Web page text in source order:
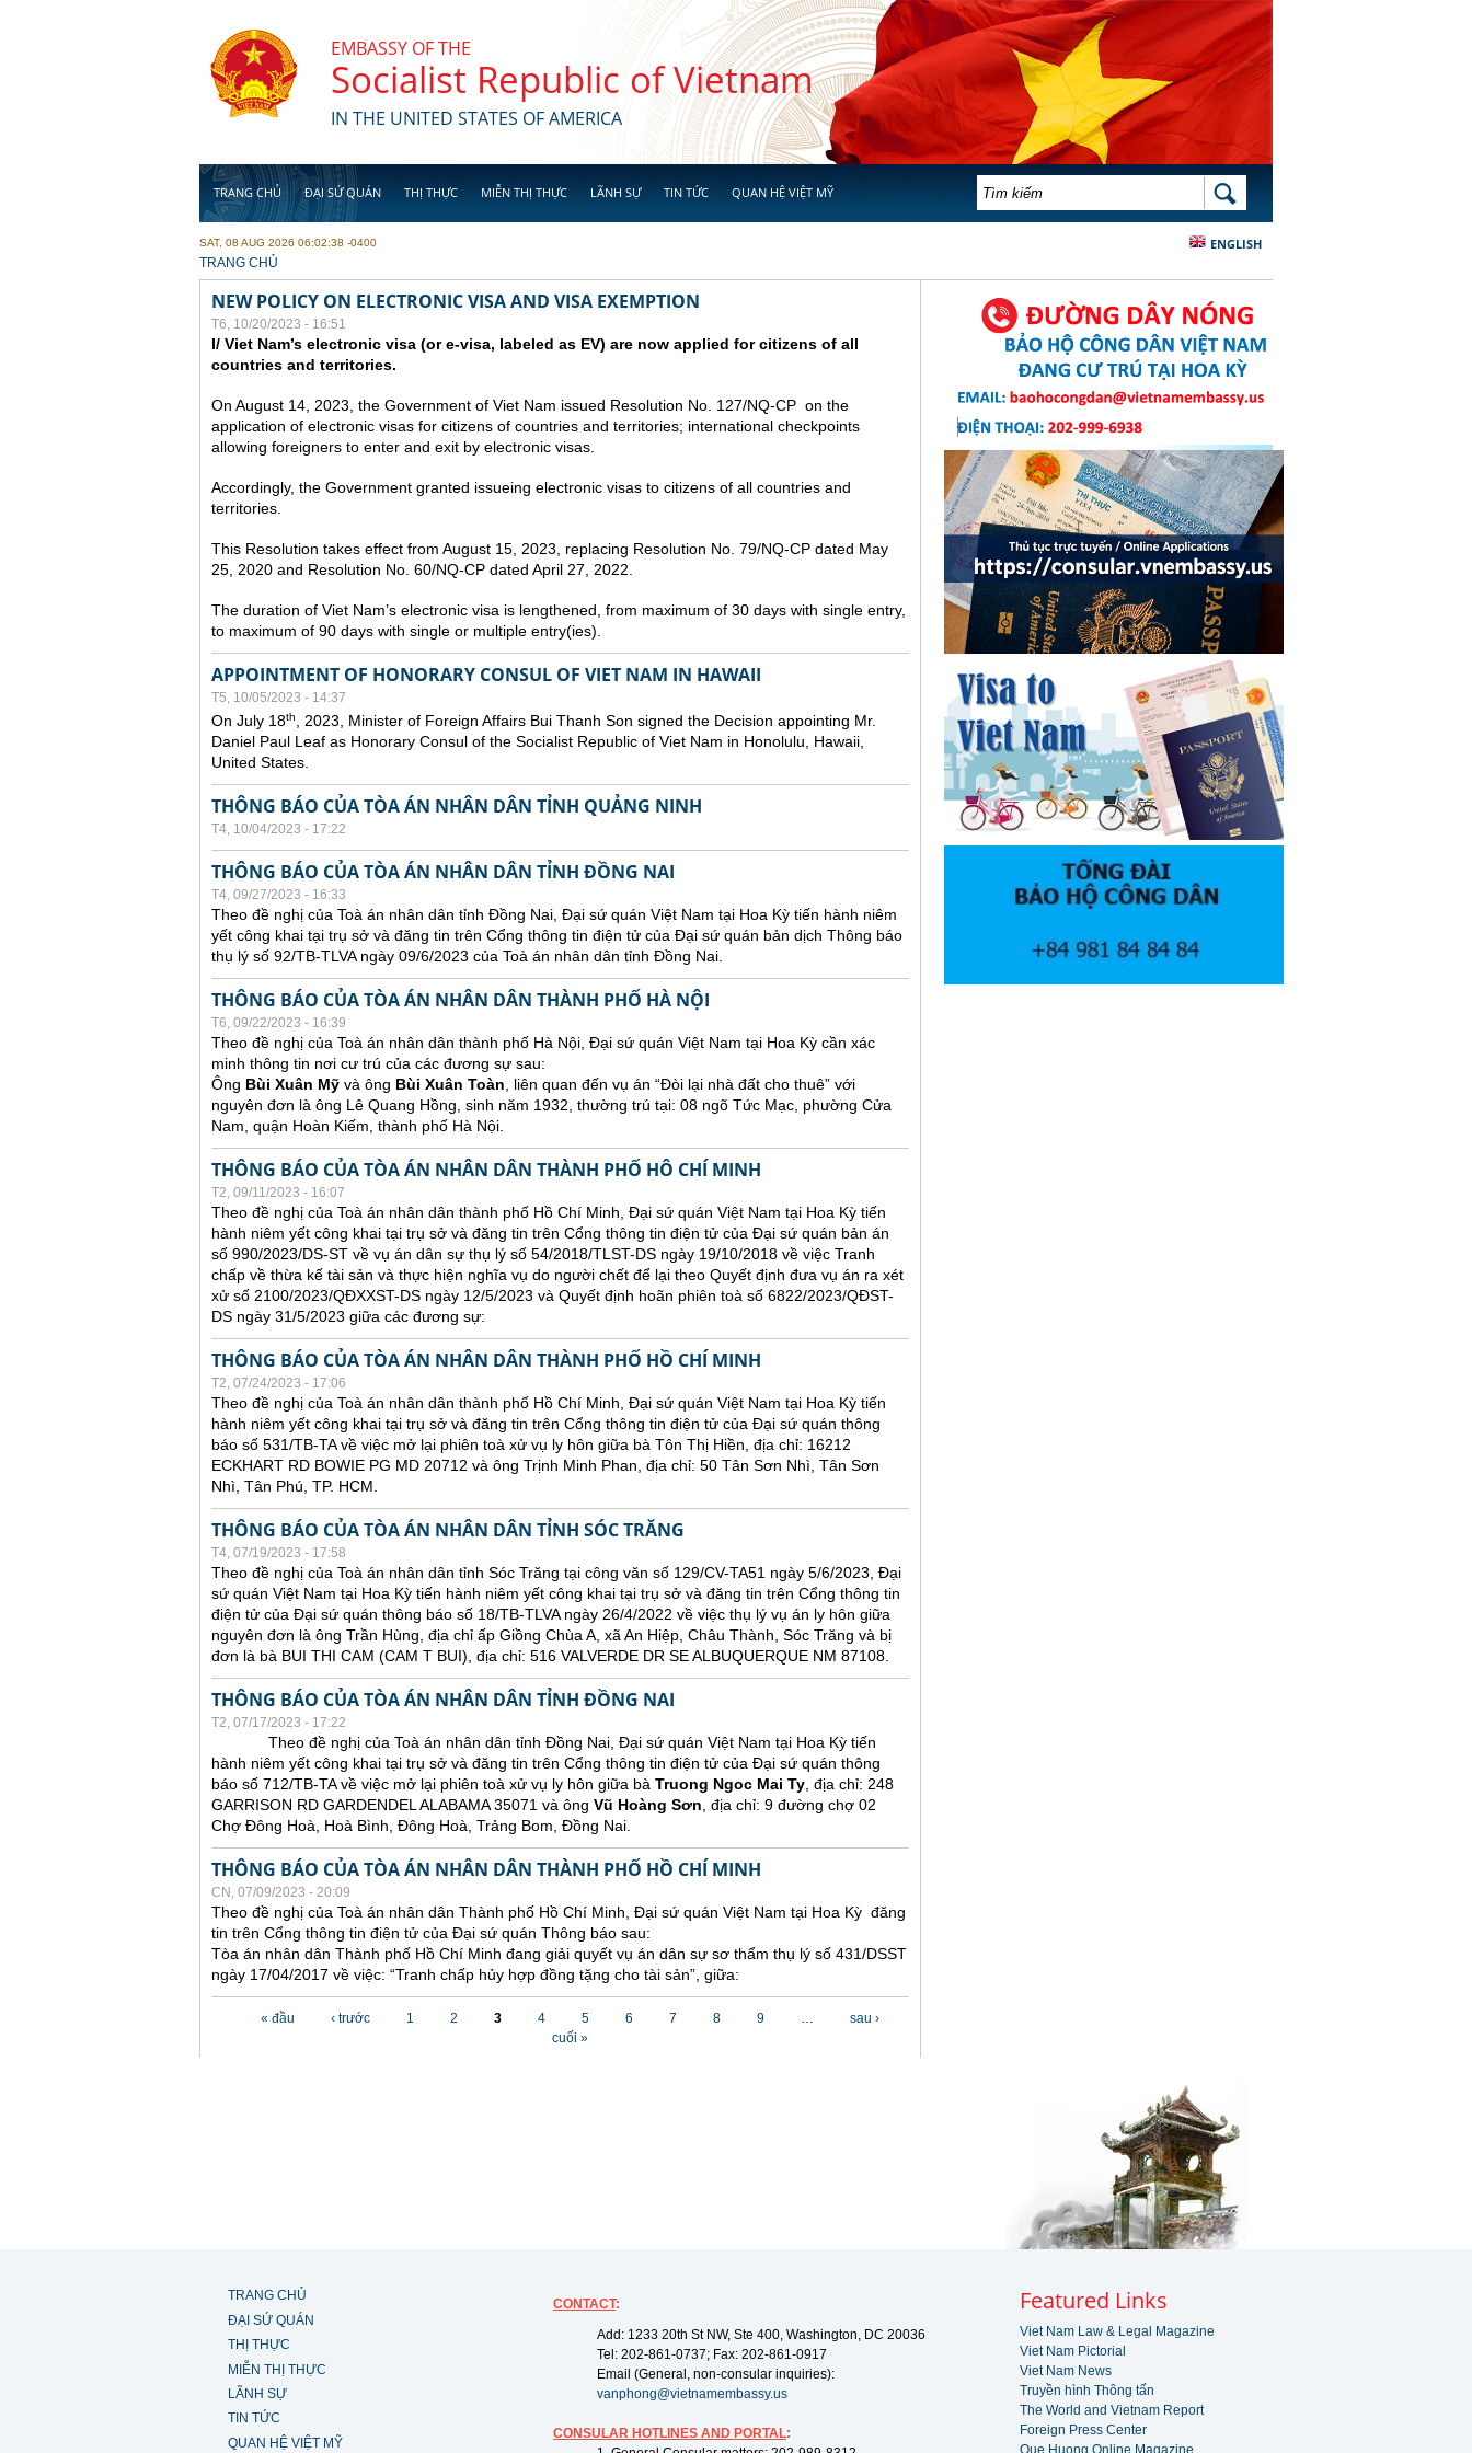
EMBASSY OF THE
Socialist Republic of Vietnam
IN THE UNITED STATES OF AMERICA
TRANG CHỦ ĐẠI SỨ QUÁN THỊ THỰC MIỄN THỊ THỰC LÃNH SỰ TIN TỨC QUAN HỆ VIỆT MỸ BIỂU MẪU TÌM KIẾM TÌM KIẾM
ENGLISH
SAT, 08 AUG 2026 06:02:38 -0400
YOU ARE HERE
TRANG CHỦ
NEW POLICY ON ELECTRONIC VISA AND VISA EXEMPTION
T6, 10/20/2023 - 16:51
I/ Viet Nam’s electronic visa (or e-visa, labeled as EV) are now applied for citizens of all
countries and territories.
On August 14, 2023, the Government of Viet Nam issued Resolution No. 127/NQ-CP on the
application of electronic visas for citizens of countries and territories; international checkpoints
allowing foreigners to enter and exit by electronic visas.
Accordingly, the Government granted issueing electronic visas to citizens of all countries and
territories.
This Resolution takes effect from August 15, 2023, replacing Resolution No. 79/NQ-CP dated May
25, 2020 and Resolution No. 60/NQ-CP dated April 27, 2022.
The duration of Viet Nam’s electronic visa is lengthened, from maximum of 30 days with single entry,
to maximum of 90 days with single or multiple entry(ies).
APPOINTMENT OF HONORARY CONSUL OF VIET NAM IN HAWAII
T5, 10/05/2023 - 14:37
On July 18th
, 2023, Minister of Foreign Affairs Bui Thanh Son signed the Decision appointing Mr.
Daniel Paul Leaf as Honorary Consul of the Socialist Republic of Viet Nam in Honolulu, Hawaii,
United States.
THÔNG BÁO CỦA TÒA ÁN NHÂN DÂN TỈNH QUẢNG NINH
T4, 10/04/2023 - 17:22
THÔNG BÁO CỦA TÒA ÁN NHÂN DÂN TỈNH ĐỒNG NAI
T4, 09/27/2023 - 16:33
Theo đề nghị của Toà án nhân dân tỉnh Đồng Nai, Đại sứ quán Việt Nam tại Hoa Kỳ tiến hành niêm
yết công khai tại trụ sở và đăng tin trên Cổng thông tin điện tử của Đại sứ quán bản dịch Thông báo
thụ lý số 92/TB-TLVA ngày 09/6/2023 của Toà án nhân dân tỉnh Đồng Nai.
THÔNG BÁO CỦA TÒA ÁN NHÂN DÂN THÀNH PHỐ HÀ NỘI
T6, 09/22/2023 - 16:39
Theo đề nghị của Toà án nhân dân thành phố Hà Nội, Đại sứ quán Việt Nam tại Hoa Kỳ cần xác
minh thông tin nơi cư trú của các đương sự sau:
Ông Bùi Xuân Mỹ và ông Bùi Xuân Toàn , liên quan đến vụ án “Đòi lại nhà đất cho thuê” với
nguyên đơn là ông Lê Quang Hồng, sinh năm 1932, thường trú tại: 08 ngõ Tức Mạc, phường Cửa
Nam, quận Hoàn Kiếm, thành phố Hà Nội.
THÔNG BÁO CỦA TÒA ÁN NHÂN DÂN THÀNH PHỐ HÔ CHÍ MINH
T2, 09/11/2023 - 16:07
Theo đề nghị của Toà án nhân dân thành phố Hồ Chí Minh, Đại sứ quán Việt Nam tại Hoa Kỳ tiến
hành niêm yết công khai tại trụ sở và đăng tin trên Cổng thông tin điện tử của Đại sứ quán bản án
số 990/2023/DS-ST về vụ án dân sự thụ lý số 54/2018/TLST-DS ngày 19/10/2018 về việc Tranh
chấp về thừa kế tài sản và thực hiện nghĩa vụ do người chết để lại theo Quyết định đưa vụ án ra xét
xử số 2100/2023/QĐXXST-DS ngày 12/5/2023 và Quyết định hoãn phiên toà số 6822/2023/QĐST-
DS ngày 31/5/2023 giữa các đương sự:
THÔNG BÁO CỦA TÒA ÁN NHÂN DÂN THÀNH PHỐ HỒ CHÍ MINH
T2, 07/24/2023 - 17:06
Theo đề nghị của Toà án nhân dân thành phố Hồ Chí Minh, Đại sứ quán Việt Nam tại Hoa Kỳ tiến
hành niêm yết công khai tại trụ sở và đăng tin trên Cổng thông tin điện tử của Đại sứ quán thông
báo số 531/TB-TA về việc mở lại phiên toà xử vụ ly hôn giữa bà Tôn Thị Hiền, địa chỉ: 16212
ECKHART RD BOWIE PG MD 20712 và ông Trịnh Minh Phan, địa chỉ: 50 Tân Sơn Nhì, Tân Sơn
Nhì, Tân Phú, TP. HCM.
THÔNG BÁO CỦA TÒA ÁN NHÂN DÂN TỈNH SÓC TRĂNG
T4, 07/19/2023 - 17:58
Theo đề nghị của Toà án nhân dân tỉnh Sóc Trăng tại công văn số 129/CV-TA51 ngày 5/6/2023, Đại
sứ quán Việt Nam tại Hoa Kỳ tiến hành niêm yết công khai tại trụ sở và đăng tin trên Cổng thông tin
điện tử của Đại sứ quán thông báo số 18/TB-TLVA ngày 26/4/2022 về việc thụ lý vụ án ly hôn giữa
nguyên đơn là ông Trần Hùng, địa chỉ ấp Giồng Chùa A, xã An Hiệp, Châu Thành, Sóc Trăng và bị
đơn là bà BUI THI CAM (CAM T BUI), địa chỉ: 516 VALVERDE DR SE ALBUQUERQUE NM 87108.
THÔNG BÁO CỦA TÒA ÁN NHÂN DÂN TỈNH ĐỒNG NAI
T2, 07/17/2023 - 17:22
Theo đề nghị của Toà án nhân dân tỉnh Đồng Nai, Đại sứ quán Việt Nam tại Hoa Kỳ tiến
hành niêm yết công khai tại trụ sở và đăng tin trên Cổng thông tin điện tử của Đại sứ quán thông
báo số 712/TB-TA về việc mở lại phiên toà xử vụ ly hôn giữa bà Truong Ngoc Mai Ty , địa chỉ: 248
GARRISON RD GARDENDEL ALABAMA 35071 và ông Vũ Hoàng Sơn , địa chỉ: 9 đường chợ 02
Chợ Đông Hoà, Hoà Bình, Đông Hoà, Trảng Bom, Đồng Nai.
THÔNG BÁO CỦA TÒA ÁN NHÂN DÂN THÀNH PHỐ HỒ CHÍ MINH
CN, 07/09/2023 - 20:09
Theo đề nghị của Toà án nhân dân Thành phố Hồ Chí Minh, Đại sứ quán Việt Nam tại Hoa Kỳ đăng
tin trên Cổng thông tin điện tử của Đại sứ quán Thông báo sau:
Tòa án nhân dân Thành phố Hồ Chí Minh đang giải quyết vụ án dân sự sơ thẩm thụ lý số 431/DSST
ngày 17/04/2017 về việc: “Tranh chấp hủy hợp đồng tặng cho tài sản”, giữa:
« đầu ‹ trước 1 2 3 4 5 6 7 8 9 …
sau ›
cuối »
TRANG CHỦ
ĐẠI SỨ QUÁN
THỊ THỰC
MIỄN THỊ THỰC
LÃNH SỰ
TIN TỨC
QUAN HỆ VIỆT MỸ
CONTACT:
Add: 1233 20th St NW, Ste 400, Washington, DC 20036
Tel: 202-861-0737; Fax: 202-861-0917
Email (General, non-consular inquiries):
vanphong@vietnamembassy.us
CONSULAR HOTLINES AND PORTAL:
Featured Links
Viet Nam Law & Legal Magazine
Viet Nam Pictorial
Viet Nam News
Truyền hình Thông tấn
The World and Vietnam Report
Foreign Press Center
Que Huong Online Magazine